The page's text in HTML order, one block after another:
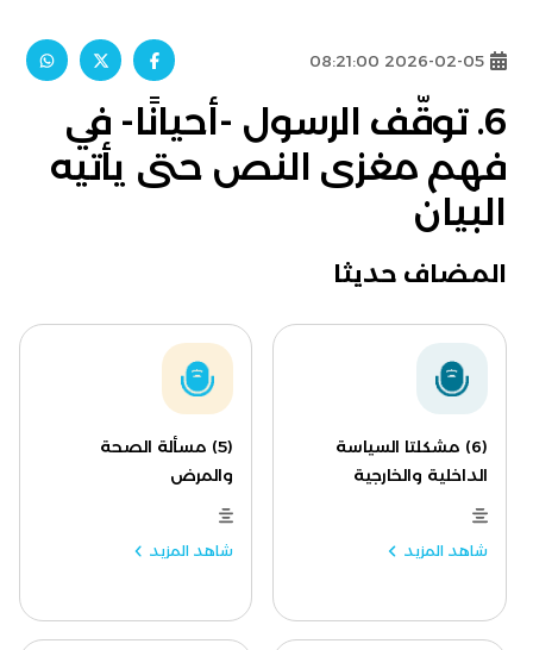
2026-02-05 08:21:00
6. توقّف الرسول -أحيانًا- في
فهم مغزى النص حتى يأتيه
البيان
المضاف حديثا
(6) مشكلتا السياسة
الداخلية والخارجية
شاهد المزيد
(5) مسألة الصحة
والمرض
شاهد المزيد